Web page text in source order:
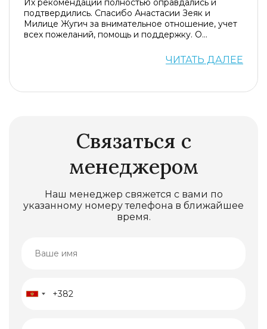
Их рекомендации полностью оправдались и
подтвердились. Спасибо Анастасии Зеяк и
Милице Жугич за внимательное отношение, учет
всех пожеланий, помощь и поддержку. О...
ЧИТАТЬ ДАЛЕЕ
Связаться с
менеджером
Наш менеджер свяжется с вами по
указанному номеру телефона в ближайшее
время.